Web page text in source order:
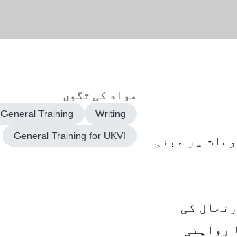
پر مبنی
کی
روایتی
مواد کی تگوں
Writing
General Training
General Training for UKVI